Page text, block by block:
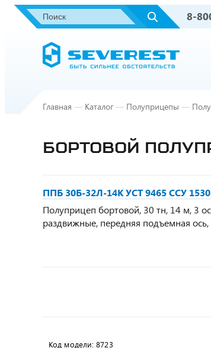
8-
Главная — Каталог — Полуприцепы —
БОРТОВОЙ
ППБ 30Б-32Л-14К УСТ 9465 ССУ 1530
Полуприцеп бортовой, 30 тн, 14 м, 3
раздвижные, передняя подъемная